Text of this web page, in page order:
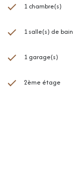
1 chambre(s)
1 salle(s) de bain
1 garage(s)
2ème étage